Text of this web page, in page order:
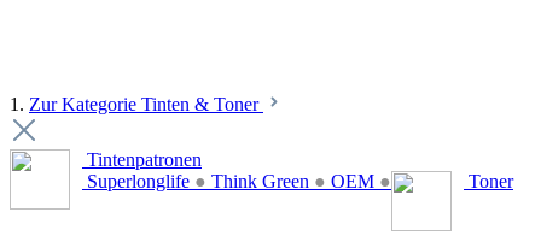
1. Zur Kategorie Tinten & Toner
Tintenpatronen
Superlonglife ● Think Green ● OEM ● Toner